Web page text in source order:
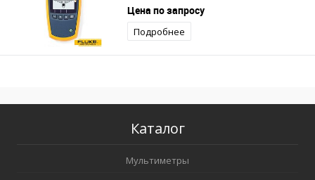
Цена по запросу
Подробнее
Каталог
Мультиметры